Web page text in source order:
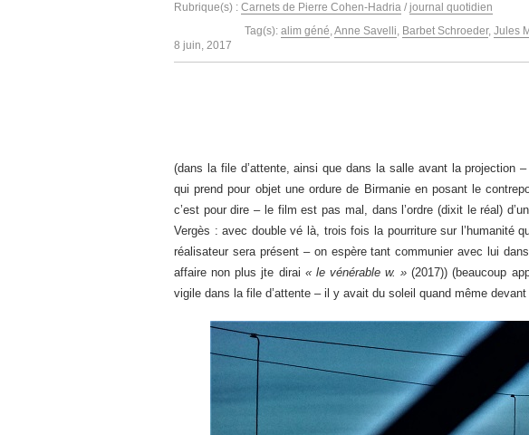
Rubrique(s) : Carnets de Pierre Cohen-Hadria / journal quotidien
Tag(s): alim géné,Anne Savelli, Barbet Schroeder, Jules
8 juin, 2017
(dans la file d’attente, ainsi que dans la salle avant la projection
qui prend pour objet une ordure de Birmanie en posant le
c’est pour dire – le film est pas mal, dans l’ordre (dixit le réal)
Vergès : avec double vé là, trois fois la pourriture sur l’humanité
réalisateur sera présent – on espère tant communier avec lui
affaire non plus jte dirai « le vénérable w. » (2017)) (beaucoup
vigile dans la file d’attente – il y avait du soleil quand même